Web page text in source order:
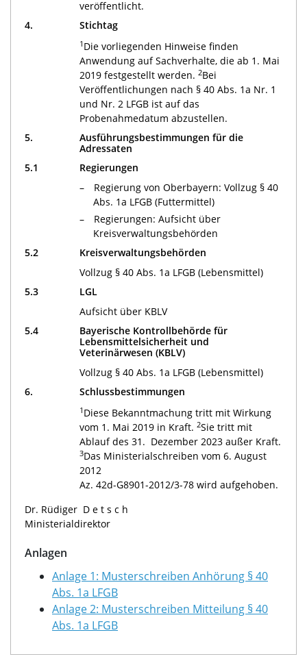
veröffentlicht.
4.
Stichtag
1 Die vorliegenden Hinweise finden
Anwendung auf Sachverhalte, die ab 1. Mai
2019 festgestellt werden. 2Bei
Veröffentlichungen nach § 40 Abs. 1a Nr. 1
und Nr. 2 LFGB ist auf das
Probenahmedatum abzustellen.
5.
Ausführungsbestimmungen für die
Adressaten
5.1
Regierungen
Regierung von Oberbayern: Vollzug § 40
Abs. 1a LFGB (Futtermittel)
Regierungen: Aufsicht über
Kreisverwaltungsbehörden
5.2
Kreisverwaltungsbehörden
Vollzug § 40 Abs. 1a LFGB (Lebensmittel)
5.3
LGL
Aufsicht über KBLV
5.4
Bayerische Kontrollbehörde für
Lebensmittelsicherheit und
Veterinärwesen (KBLV)
Vollzug § 40 Abs. 1a LFGB (Lebensmittel)
6.
Schlussbestimmungen
1 Diese Bekanntmachung tritt mit Wirkung
vom 1. Mai 2019 in Kraft. 2Sie tritt mit
Ablauf des 31. Dezember 2023 außer Kraft.
3Das Ministerialschreiben vom 6. August
2012
Az. 42d-G8901-2012/3-78 wird aufgehoben.
Dr. Rüdiger Detsch
Ministerialdirektor
Anlagen
Anlage 1: Musterschreiben Anhörung § 40
Abs. 1a LFGB
Anlage 2: Musterschreiben Mitteilung § 40
Abs. 1a LFGB